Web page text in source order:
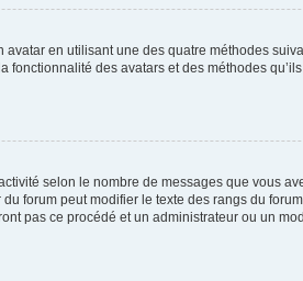
en utilisant une des quatre méthodes
fonctionnalité des avatars et des méthodes
selon le nombre de messages que vous
forum peut modifier le texte des rangs du
pas ce procédé et un administrateur ou un